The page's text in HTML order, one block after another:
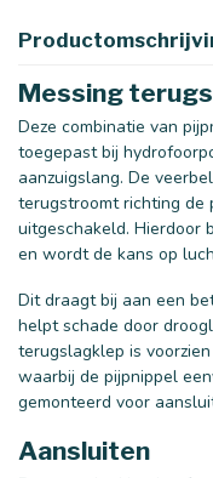
Messing
Deze combinatie van
toegepast bij
aanzuigslang. De
terugstroomt richting de
uitgeschakeld. Hierdoor
en wordt de kans op
Dit draagt bij aan een
helpt schade door
terugslagklep is
waarbij de pijpnippel
gemonteerd voor
Aansluiten